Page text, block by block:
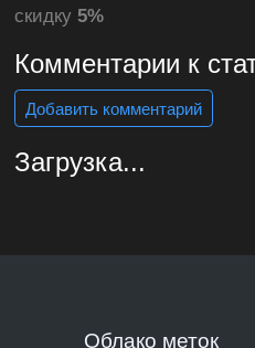
скидку5%
Комментарии к
Добавить комментарий
Загрузка...
Облако меток